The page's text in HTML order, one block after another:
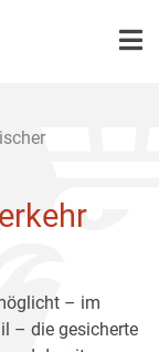
– im
– die gesicherte